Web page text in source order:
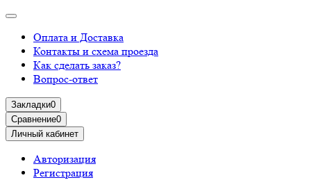
Оплата и Доставка
Контакты и схема проезда
Как сделать заказ?
Вопрос-ответ
Закладки0
Сравнение0
Личный кабинет
Авторизация
Регистрация